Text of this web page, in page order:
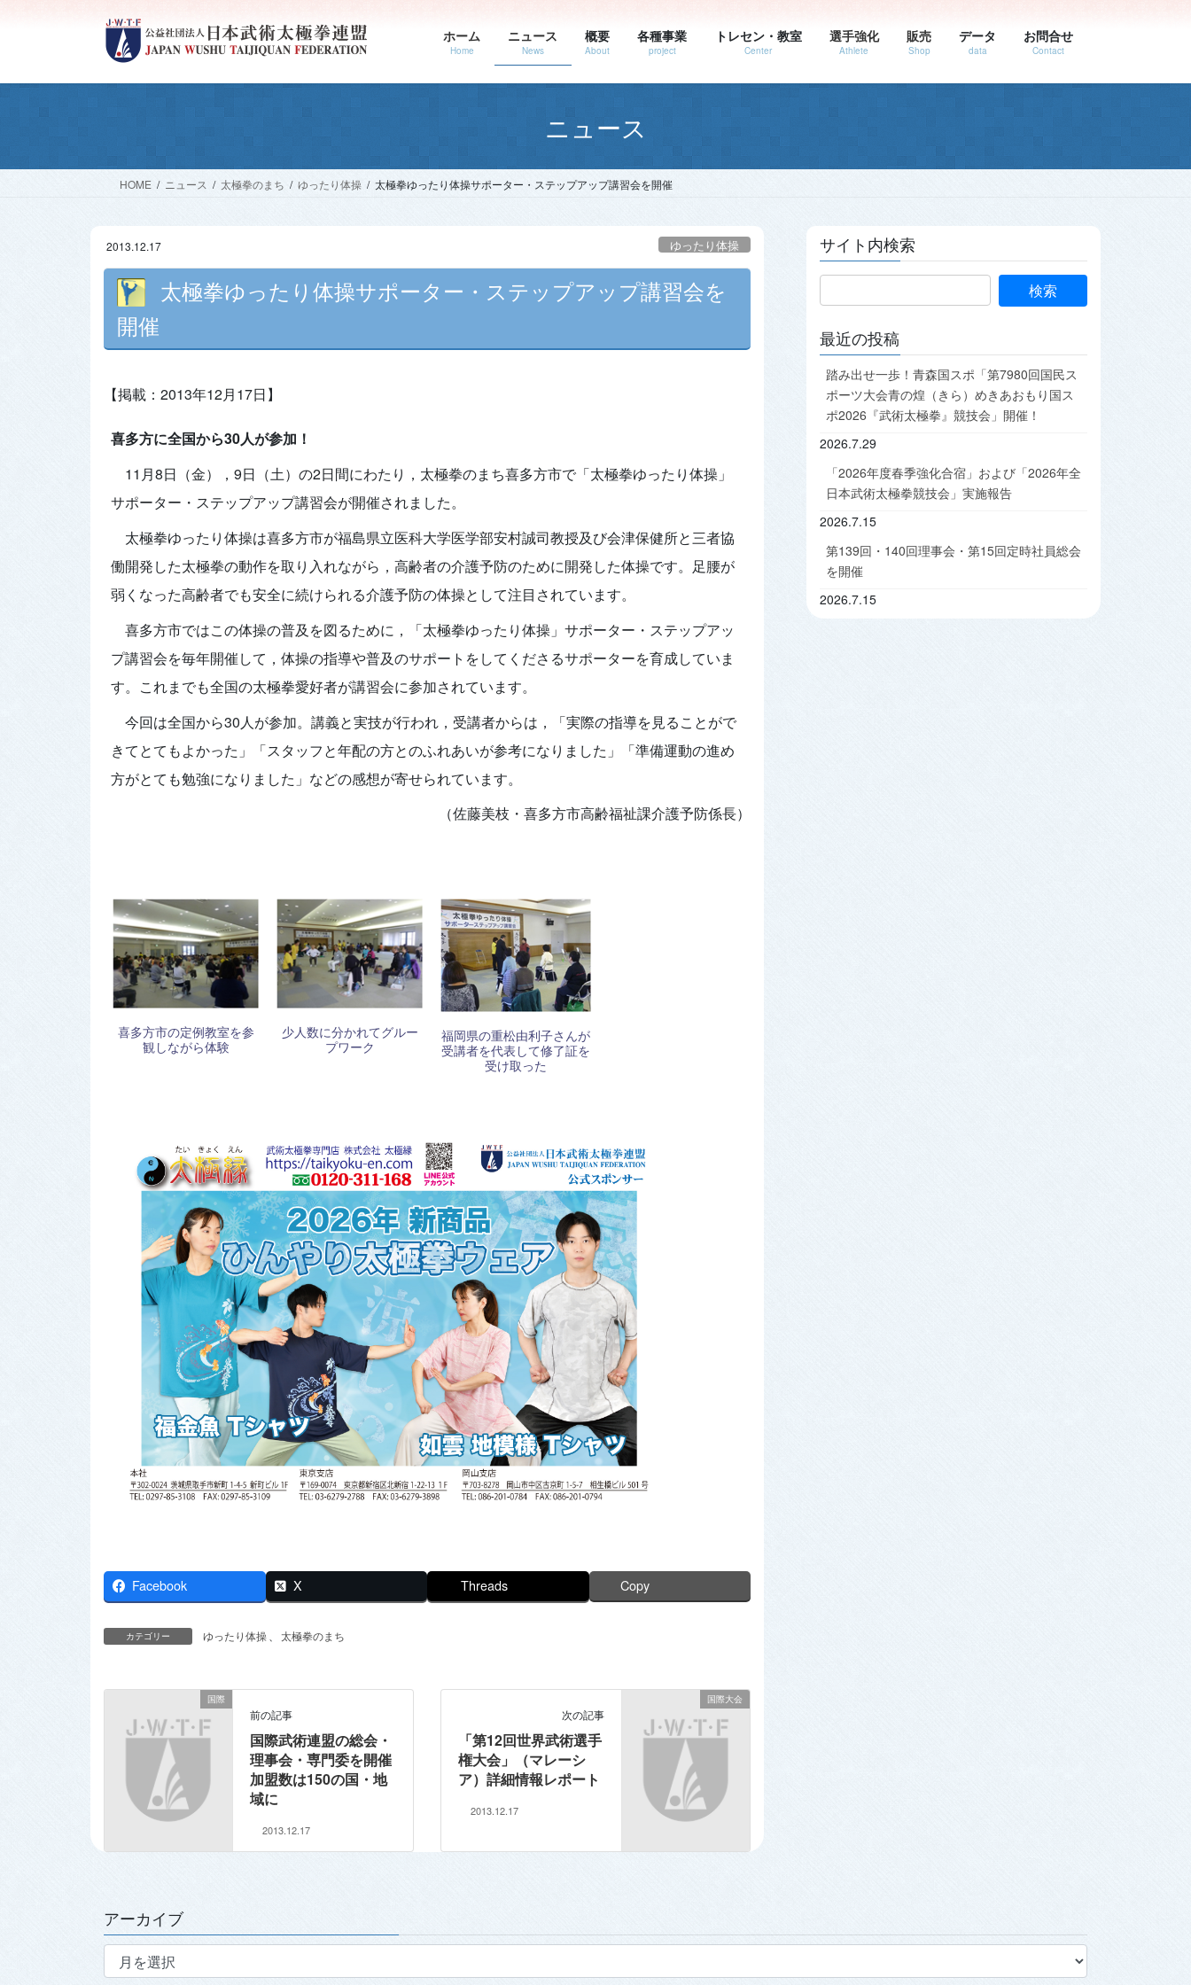
ホーム
Home
ニュース
News
概要
About
各種事業
project
トレセン・教室
Center
選手強化
Athlete
販売
Shop
データ
data
お問合せ
Contact
ニュース
HOME ニュース 太極拳のまち ゆったり体操 太極拳ゆったり体操サポーター・ステップアップ講習会を開催
2013.12.17 ゆったり体操
太極拳ゆったり体操サポーター・ステップアップ講習会を
開催
【掲載：2013年12月17日】
喜多方に全国から30人が参加！
11月8日（金），9日（土）の2日間にわたり，太極拳のまち喜多方市で「太極拳ゆったり体操」
サポーター・ステップアップ講習会が開催されました。
太極拳ゆったり体操は喜多方市が福島県立医科大学医学部安村誠司教授及び会津保健所と三者協
働開発した太極拳の動作を取り入れながら，高齢者の介護予防のために開発した体操です。足腰が
弱くなった高齢者でも安全に続けられる介護予防の体操として注目されています。
喜多方市ではこの体操の普及を図るために，「太極拳ゆったり体操」サポーター・ステップアッ
プ講習会を毎年開催して，体操の指導や普及のサポートをしてくださるサポーターを育成していま
す。これまでも全国の太極拳愛好者が講習会に参加されています。
今回は全国から30人が参加。講義と実技が行われ，受講者からは，「実際の指導を見ることがで
きてとてもよかった」「スタッフと年配の方とのふれあいが参考になりました」「準備運動の進め
方がとても勉強になりました」などの感想が寄せられています。
（佐藤美枝・喜多方市高齢福祉課介護予防係長）
喜多方市の定例教室を参
観しながら体験
少人数に分かれてグルー
プワーク
福岡県の重松由利子さんが
受講者を代表して修了証を
受け取った
Facebook X Threads Copy
カテゴリー ゆったり体操 太極拳のまち
国際
前の記事
国際武術連盟の総会・
理事会・専門委を開催
加盟数は150の国・地
域に
2013.12.17
国際大会
次の記事
「第12回世界武術選手
権大会」（マレーシ
ア）詳細情報レポート
2013.12.17
サイト内検索
最近の投稿
踏み出せ一歩！青森国スポ「第7980回国民ス
ポーツ大会青の煌（きら）めきあおもり国ス
ポ2026『武術太極拳』競技会」開催！
2026.7.29
「2026年度春季強化合宿」および「2026年全
日本武術太極拳競技会」実施報告
2026.7.15
第139回・140回理事会・第15回定時社員総会
を開催
2026.7.15
アーカイブ
ア